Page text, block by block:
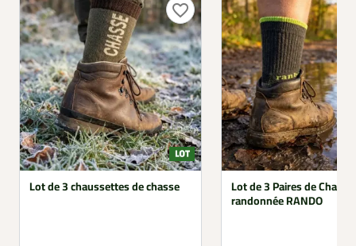
favorite_border
Lot de 3 chaussettes de chasse
Lot de 3 Paires de
randonnée RANDO